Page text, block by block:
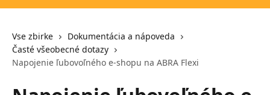
Vse zbirke
Dokumentácia a nápoveda
Časté všeobecné dotazy
Napojenie ľubovoľného e-shopu na ABRA Flexi